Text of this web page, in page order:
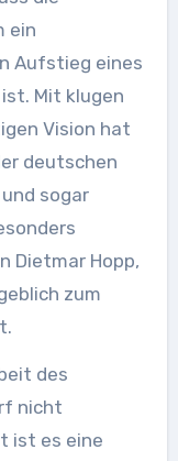
ein
Aufstieg eines
Mit klugen
Vision hat
deutschen
sogar
Dietmar Hopp,
zum
des
nicht
ist es eine